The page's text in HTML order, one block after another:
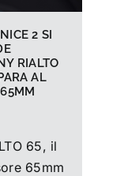
2 SI
RIALTO
AL
65, il
65mm